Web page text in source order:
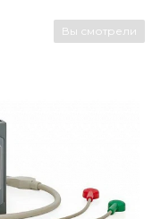
Вы смотрели